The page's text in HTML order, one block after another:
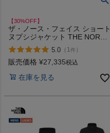
【30%OFF】
ザ・ノース・フェイス ショート
ヌプシジャケット THE NORTH
FACE SHORT NUPTSE JK ア
ウトレット セール
5.0 （ 1件 ）
販売価格 ¥27,335税込
在庫を見る